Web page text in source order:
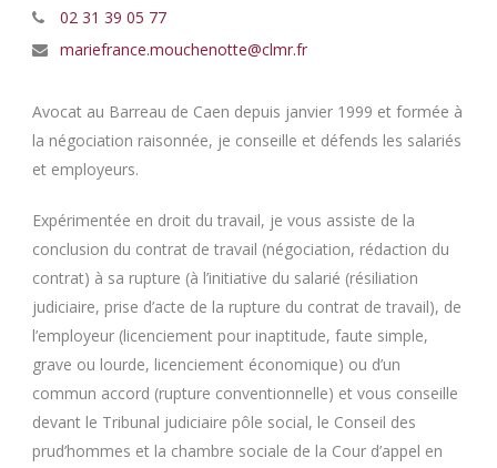
02 31 39 05 77
mariefrance.mouchenotte@clmr.fr
Avocat au Barreau de Caen depuis janvier 1999 et formée à
la négociation raisonnée, je conseille et défends les salariés
et employeurs.
Expérimentée en droit du travail, je vous assiste de la
conclusion du contrat de travail (négociation, rédaction du
contrat) à sa rupture (à l’initiative du salarié (résiliation
judiciaire, prise d’acte de la rupture du contrat de travail), de
l’employeur (licenciement pour inaptitude, faute simple,
grave ou lourde, licenciement économique) ou d’un
commun accord (rupture conventionnelle) et vous conseille
devant le Tribunal judiciaire pôle social, le Conseil des
prud’hommes et la chambre sociale de la Cour d’appel en